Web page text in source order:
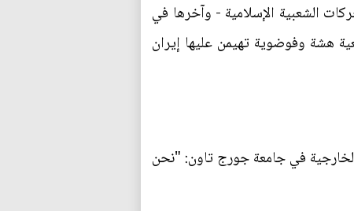
الشعبية الإسلامية - وآخرها في
هشة وفوضوية تهيمن عليها إيران
في جامعة جورج تاون: "نحن